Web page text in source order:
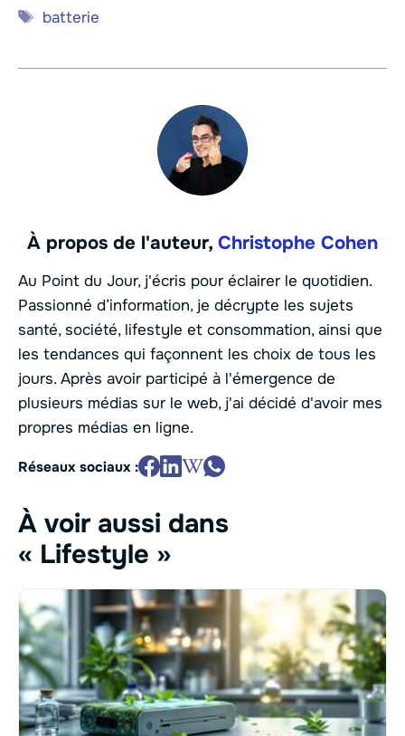
Étiquettes
batterie
À propos de l'auteur, Christophe Cohen
Au Point du Jour, j'écris pour éclairer le quotidien.
Passionné d’information, je décrypte les sujets
santé, société, lifestyle et consommation, ainsi que
les tendances qui façonnent les choix de tous les
jours. Après avoir participé à l'émergence de
plusieurs médias sur le web, j'ai décidé d'avoir mes
propres médias en ligne.
Réseaux sociaux :
À voir aussi dans
« Lifestyle »